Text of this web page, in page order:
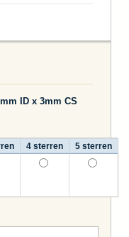
ID x 3mm CS
4 sterren
5 sterren